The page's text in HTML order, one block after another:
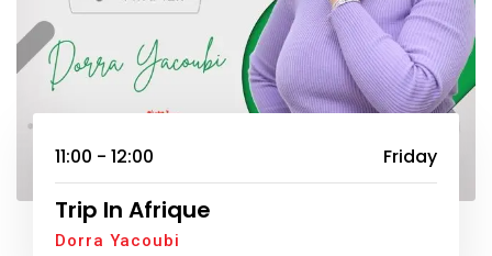
11:00 - 12:00 Friday
Trip In Afrique
Dorra Yacoubi